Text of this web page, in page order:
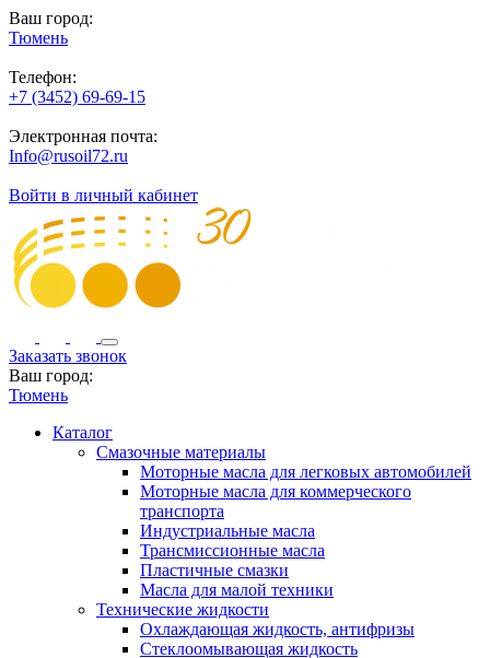
Ваш город:
Тюмень
Телефон:
+7 (3452) 69-69-15
Электронная почта:
Info@rusoil72.ru
Войти в личный кабинет
Заказать звонок
Ваш город:
Тюмень
Каталог
Смазочные материалы
Моторные масла для легковых автомобилей
Моторные масла для коммерческого
транспорта
Индустриальные масла
Трансмиссионные масла
Пластичные смазки
Масла для малой техники
Технические жидкости
Охлаждающая жидкость, антифризы
Стеклоомывающая жидкость